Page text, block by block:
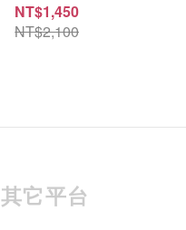
NT$1,450
NT$2,100
其它平台